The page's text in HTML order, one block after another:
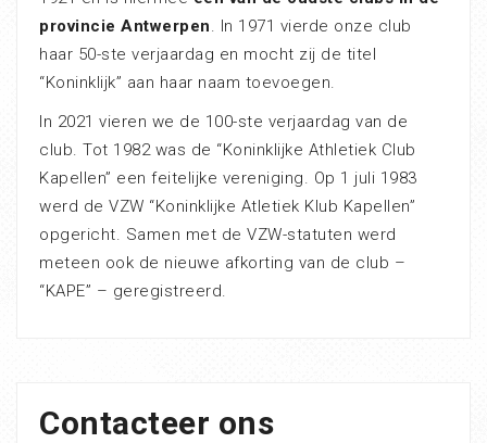
provincie Antwerpen. In 1971 vierde onze club
haar 50-ste verjaardag en mocht zij de titel
“Koninklijk” aan haar naam toevoegen.
In 2021 vieren we de 100-ste verjaardag van de
club. Tot 1982 was de “Koninklijke Athletiek Club
Kapellen” een feitelijke vereniging. Op 1 juli 1983
werd de VZW “Koninklijke Atletiek Klub Kapellen”
opgericht. Samen met de VZW-statuten werd
meteen ook de nieuwe afkorting van de club –
“KAPE” – geregistreerd.
Contacteer ons